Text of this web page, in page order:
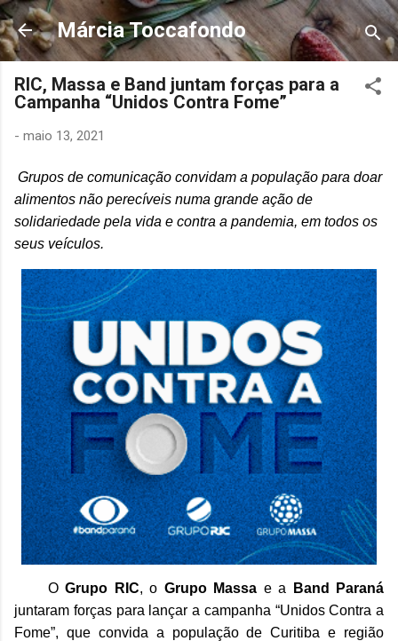
Pular para o conteúdo principal
Márcia Toccafondo
RIC, Massa e Band juntam forças para a
Campanha “Unidos Contra Fome”
- maio 13, 2021
Grupos de comunicação convidam a população para doar
alimentos não perecíveis numa grande ação de
solidariedade pela vida e contra a pandemia, em todos os
seus veículos.
OGrupo RIC, o Grupo Massa e a
Band Paraná
juntaram forças para lançar a campanha “Unidos Contra a
Fome”, que convida a população de Curitiba e região